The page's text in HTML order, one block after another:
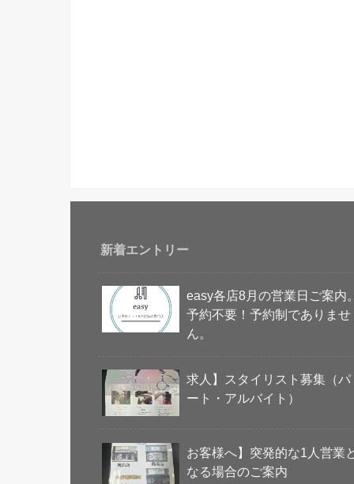
新着エントリー
easy各店8月の営業日ご案内
予約不要！予約制でありませ
ん。
求人】スタイリスト募集（パ
ート・アルバイト）
お客様へ】突発的な1人営業
なる場合のご案内